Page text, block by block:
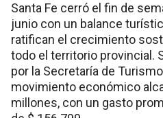
Santa Fe cerró el fin de
junio con un balance
ratifican el crecimiento
todo el territorio provincial.
por la Secretaría de
movimiento económico
millones, con un gasto